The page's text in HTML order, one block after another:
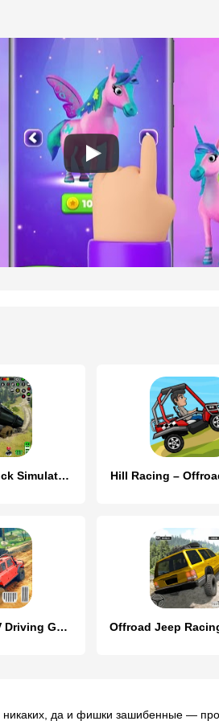
Offroad Mud Truck Simulator 3D Hill Racing –
4X4 Offroad SUV Driving Games Offroad Jeep
никаких, да и фишки зашибенные —